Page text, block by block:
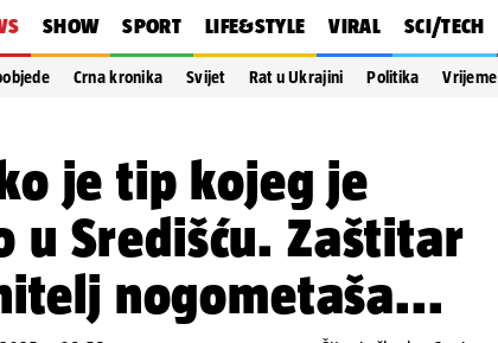
SHOW SPORT LIFE&STYLE VIRAL SCI/TECH
Crna kronika Svijet Rat u Ukrajini Politika Vrijeme
je tip kojeg je
u Središću. Zaštitar
nogometaša...